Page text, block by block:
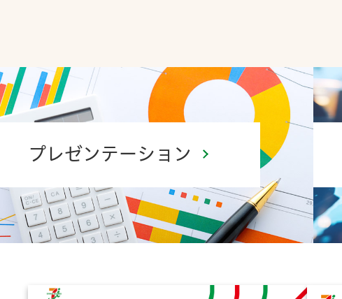
世界トップクラスのグローバル流通グループへの進
化を目指して（2022年4月19日改訂）
（1.6MB）
中期経営計画 2021－2025
7-Eleven,Inc.によるSpeedway取得
プレゼンテーション